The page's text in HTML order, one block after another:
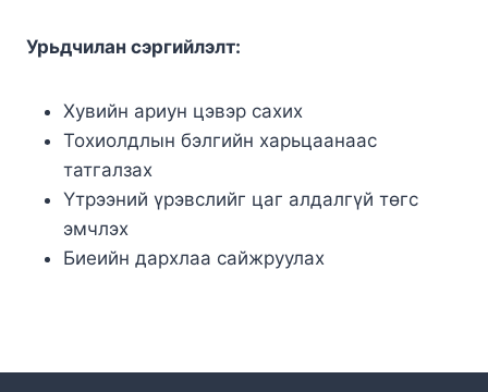
Урьдчилан сэргийлэлт:
Хувийн ариун цэвэр сахих
Тохиолдлын бэлгийн харьцаанаас
татгалзах
Үтрээний үрэвслийг цаг алдалгүй төгс
эмчлэх
Биеийн дархлаа сайжруулах